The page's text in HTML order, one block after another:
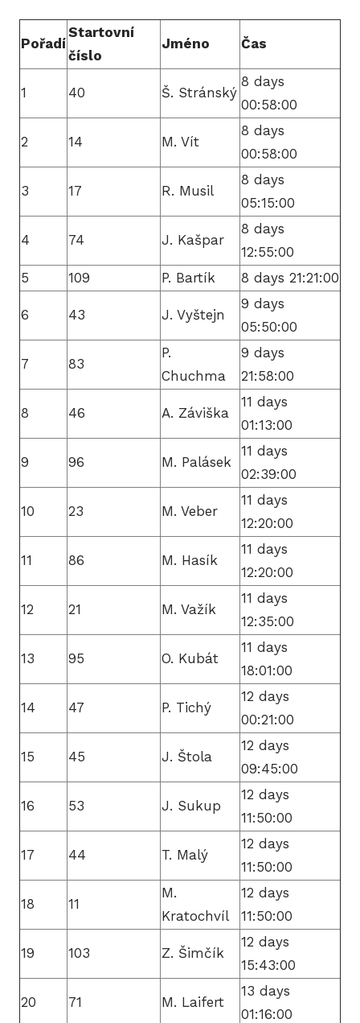
Pořadí
Startovní
číslo
Jméno Čas
1 40 Š. Stránský
8 days
00:58:00
2 14 M. Vít
8 days
00:58:00
3 17 R. Musil
8 days
05:15:00
4 74 J. Kašpar
8 days
12:55:00
5
109 P. Bartík 8 days 21:21:00
6 43 J. Vyštejn
9 days
05:50:00
7 83
P.
Chuchma
9 days
21:58:00
8 46 A. Záviška
11 days
01:13:00
9 96 M. Palásek
11 days
02:39:00
10 23 M. Veber
11 days
12:20:00
11 86 M. Hasík
11 days
12:20:00
12 21 M. Važík
11 days
12:35:00
13 95 O. Kubát
11 days
18:01:00
14 47 P. Tichý
12 days
00:21:00
15 45 J. Štola
12 days
09:45:00
16 53 J. Sukup
12 days
11:50:00
17 44 T. Malý
12 days
11:50:00
18 11
M.
Kratochvíl
12 days
11:50:00
19 103 Z. Šimčík
12 days
15:43:00
20 71 M. Laifert
13 days
01:16:00